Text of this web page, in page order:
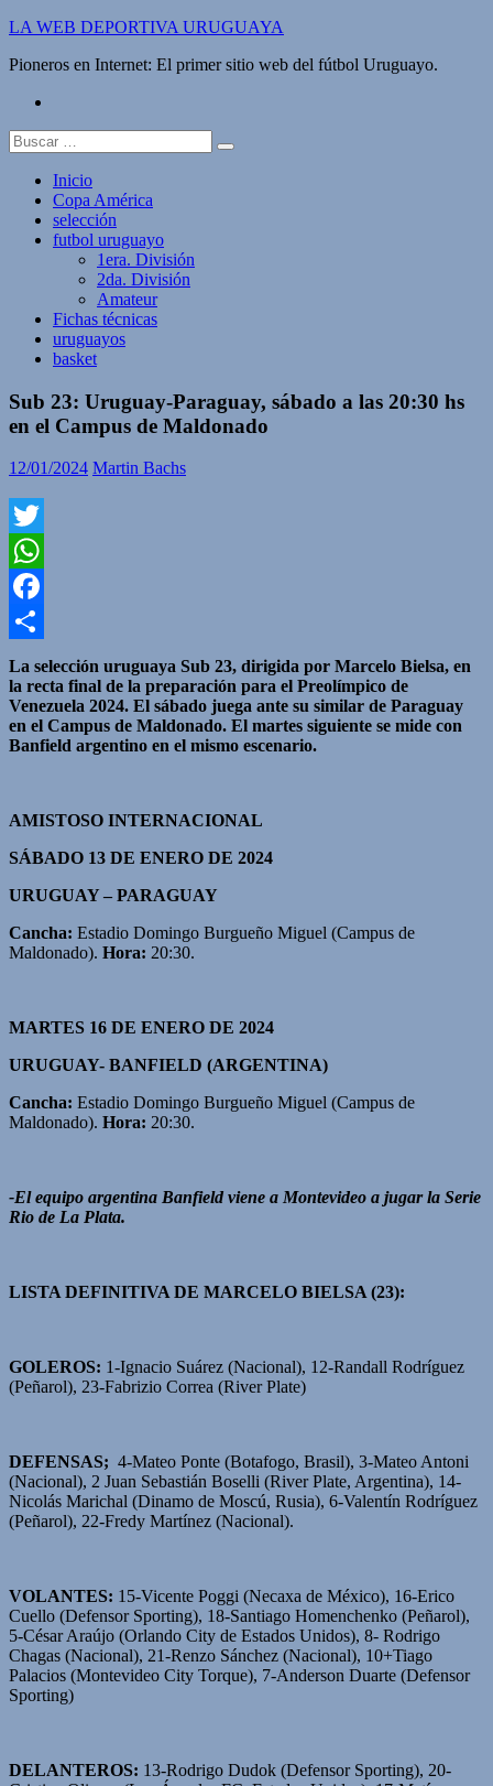
Saltar
contenido
LA WEB DEPORTIVA URUGUAYA
Pioneros en Internet: El primer sitio web del fútbol Uruguayo.
Buscar:
Inicio
Copa América
selección
futbol uruguayo
1era. División
2da. División
Amateur
Fichas técnicas
uruguayos
basket
Sub 23: Uruguay-Paraguay, sábado a las 20:30 hs
en el Campus de Maldonado
12/01/2024 Martin Bachs
Twitter
WhatsApp
Facebook
Compartir
La selección uruguaya Sub 23, dirigida por Marcelo Bielsa, en
la recta final de la preparación para el Preolímpico de
Venezuela 2024. El sábado juega ante su similar de Paraguay
en el Campus de Maldonado. El martes siguiente se mide con
Banfield argentino en el mismo escenario.
AMISTOSO INTERNACIONAL
SÁBADO 13 DE ENERO DE 2024
URUGUAY – PARAGUAY
Cancha: Estadio Domingo Burgueño Miguel (Campus de
Maldonado). Hora: 20:30.
MARTES 16 DE ENERO DE 2024
URUGUAY- BANFIELD (ARGENTINA)
Cancha: Estadio Domingo Burgueño Miguel (Campus de
Maldonado). Hora: 20:30.
-El equipo argentina Banfield viene a Montevideo a jugar la Serie
Rio de La Plata.
LISTA DEFINITIVA DE MARCELO BIELSA (23):
GOLEROS: 1-Ignacio Suárez (Nacional), 12-Randall Rodríguez
(Peñarol), 23-Fabrizio Correa (River Plate)
DEFENSAS; 4-Mateo Ponte (Botafogo, Brasil), 3-Mateo Antoni
(Nacional), 2 Juan Sebastián Boselli (River Plate, Argentina), 14-
Nicolás Marichal (Dinamo de Moscú, Rusia), 6-Valentín Rodríguez
(Peñarol), 22-Fredy Martínez (Nacional).
VOLANTES: 15-Vicente Poggi (Necaxa de México), 16-Erico
Cuello (Defensor Sporting), 18-Santiago Homenchenko (Peñarol),
5-César Araújo (Orlando City de Estados Unidos), 8- Rodrigo
Chagas (Nacional), 21-Renzo Sánchez (Nacional), 10+Tiago
Palacios (Montevideo City Torque), 7-Anderson Duarte (Defensor
Sporting)
DELANTEROS: 13-Rodrigo Dudok (Defensor Sporting), 20-